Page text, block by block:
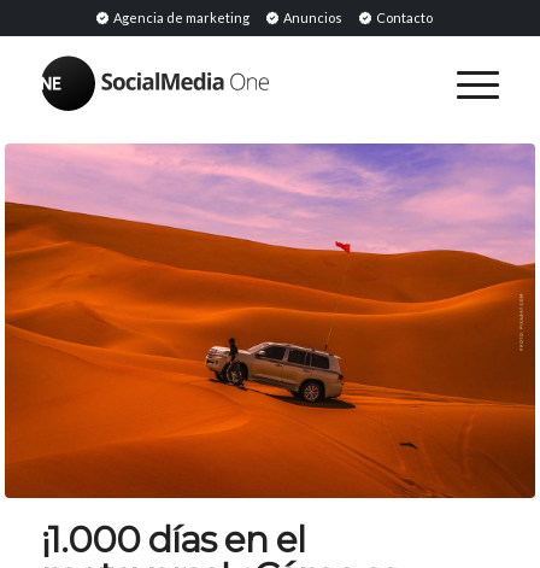
Agencia de marketing Anuncios Contacto
¡1.000 días en el